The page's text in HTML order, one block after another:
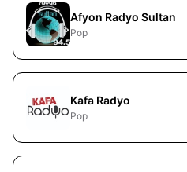
Afyon Radyo Sultan
Pop
Kafa Radyo
Pop